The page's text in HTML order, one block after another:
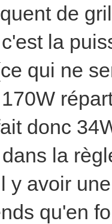
de
la
qui ne
donc
la
y avoir
qu'en